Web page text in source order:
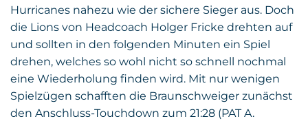
Hurricanes nahezu wie der sichere Sieger aus. Doch
die Lions von Headcoach Holger Fricke drehten auf
und sollten in den folgenden Minuten ein Spiel
drehen, welches so wohl nicht so schnell nochmal
eine Wiederholung finden wird. Mit nur wenigen
Spielzügen schafften die Braunschweiger zunächst
den Anschluss-Touchdown zum 21:28 (PAT A.